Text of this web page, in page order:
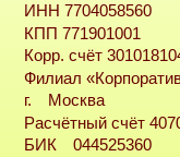
ИНН 7704058560
КПП 771901001
Корр. счёт
Филиал
г. Москва
Расчётный счёт
БИК 044525360